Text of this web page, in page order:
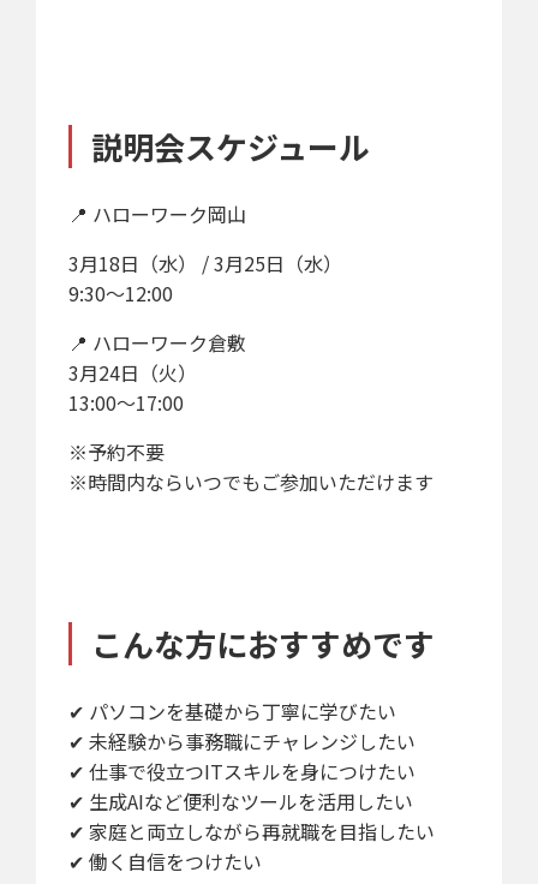
説明会スケジュール
📍 ハローワーク岡山
3月18日（水） / 3月25日（水）
9:30〜12:00
📍 ハローワーク倉敷
3月24日（火）
13:00〜17:00
※予約不要
※時間内ならいつでもご参加いただけます
こんな方におすすめです
✔ パソコンを基礎から丁寧に学びたい
✔ 未経験から事務職にチャレンジしたい
✔ 仕事で役立つITスキルを身につけたい
✔ 生成AIなど便利なツールを活用したい
✔ 家庭と両立しながら再就職を目指したい
✔ 働く自信をつけたい